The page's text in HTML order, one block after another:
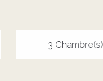
3 Chambre(s)